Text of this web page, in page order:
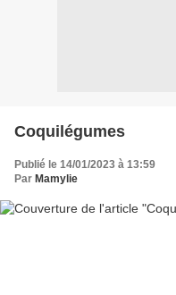
Coquilégumes
Publié le 14/01/2023 à 13:59
Par Mamylie